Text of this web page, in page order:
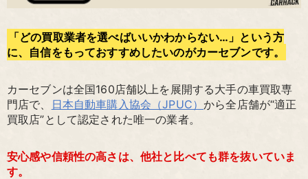
「どの買取業者を選べばいいかわからない…」という方
に、自信をもっておすすめしたいのがカーセブンです。
カーセブンは全国160店舗以上を展開する大手の車買取専
門店で、
日本自動車購入協会（JPUC）から全店舗が“適正
買取店”として認定された唯一の業者。
安心感や信頼性の高さは、他社と比べても群を抜いていま
す。